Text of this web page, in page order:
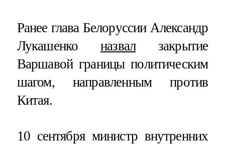
Ранее глава Белоруссии Александр
Лукашенконазвалзакрытие
Варшавой границы политическим
шагом, направленным против
Китая.
10 сентября министр внутренних